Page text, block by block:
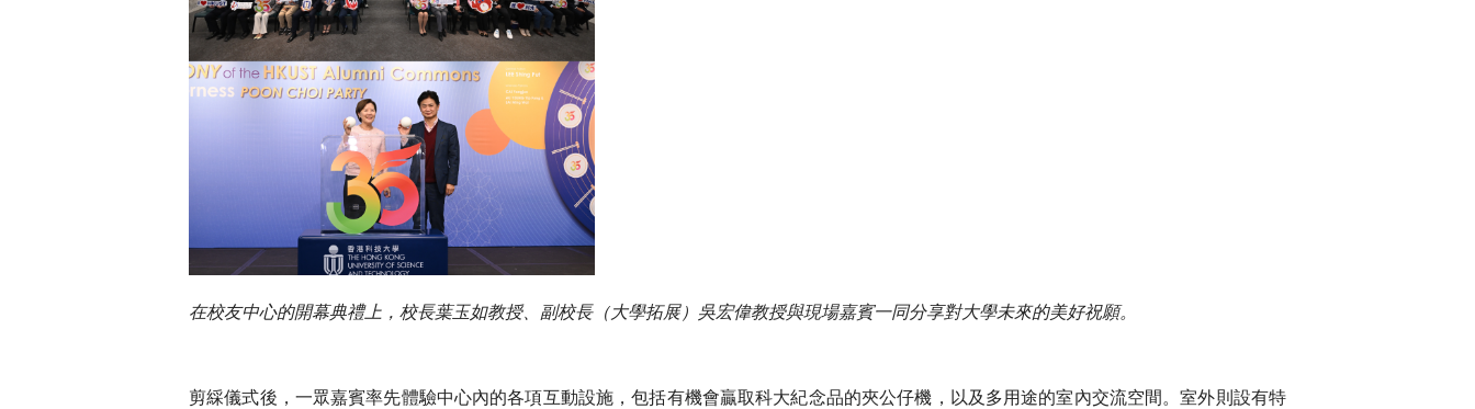
在校友中心的開幕典禮上，校長葉玉如教授、副校長（大學拓展）吳宏偉教授與現場嘉賓一同分享對大學未來的美好祝願。
剪綵儀式後，一眾嘉賓率先體驗中心內的各項互動設施，包括有機會贏取科大紀念品的夾公仔機，以及多用途的室內交流空間。室外則設有特